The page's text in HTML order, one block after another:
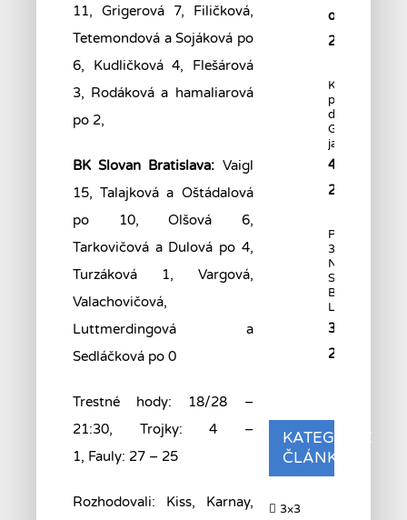
11, Grigerová 7, Filičková,
Tetemondová a Sojáková po
6, Kudličková 4, Flešárová
3, Rodáková a hamaliarová
po 2,
BK Slovan Bratislava: Vaigl
15, Talajková a Oštádalová
po 10, Olšová 6,
Tarkovičová a Dulová po 4,
Turzáková 1, Vargová,
Valachovičová,
Luttmerdingová a
Sedláčková po 0
Trestné hody: 18/28 –
21:30, Trojky: 4 –
1, Fauly: 27 – 25
Rozhodovali: Kiss, Karnay,
októbra
2022
Kadeti –
postupujúci
do skupiny
GOLD sú
jasní.
4. októbra
2022
PRED
31. ROČNÍKA
NIKÉ
SLOVENSKEJ
LIGY
30.
2022
KATEGÓRIE
ČLÁNKOV
3×3